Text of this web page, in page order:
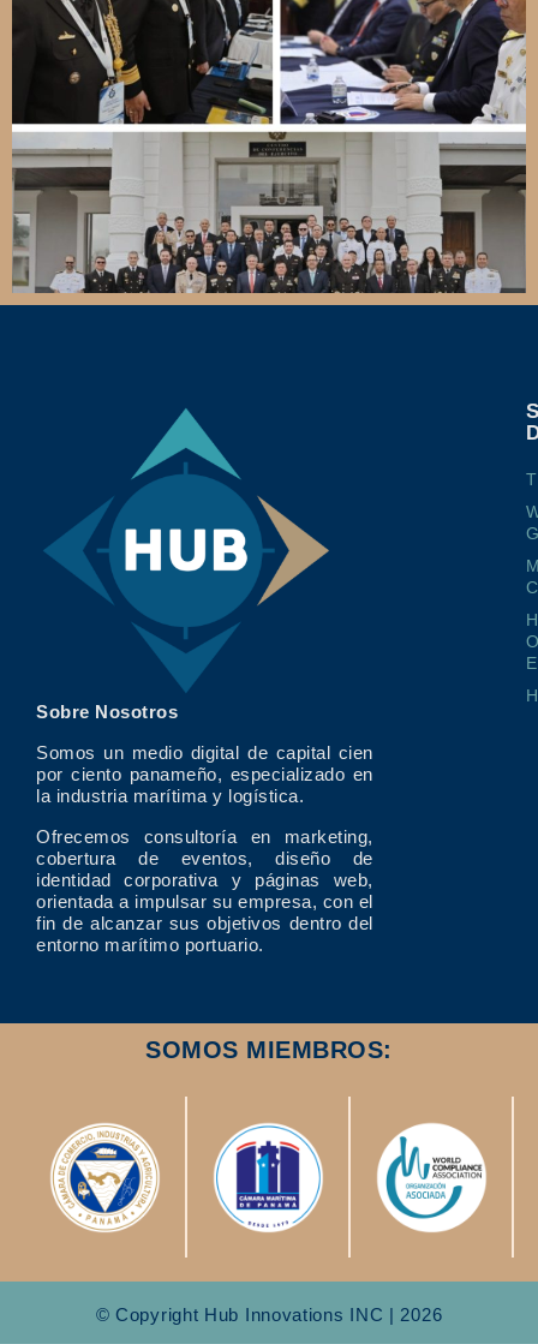
Sobre Nosotros
Somos un medio digital de capital cien
por ciento panameño, especializado en
la industria marítima y logística.
Ofrecemos consultoría en marketing,
cobertura de eventos, diseño de
identidad corporativa y páginas web,
orientada a impulsar su empresa, con el
fin de alcanzar sus objetivos dentro del
entorno marítimo portuario.
SOMOS MIEMBROS:
© Copyright Hub Innovations INC | 2026